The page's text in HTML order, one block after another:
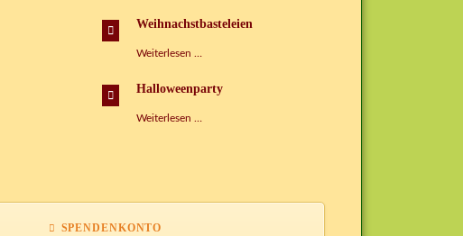
Sprachen
Weihnachstbasteleien
Weiterlesen …
Halloweenparty
Weiterlesen …
SPENDENKONTO